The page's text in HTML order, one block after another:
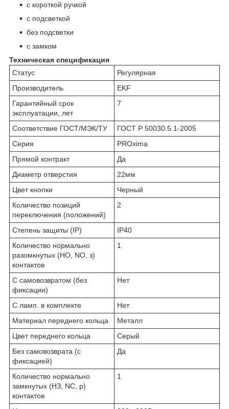
с короткой ручкой
с подсветкой
без подсветки
с замком
Техническая спецификация
Статус
Регулярная
Производитель
EKF
Гарантийный срок
эксплуатации, лет
7
Соответствие ГОСТ/МЭК/ТУ
ГОСТ Р 50030.5.1-2005
Серия
PROxima
Прямой контракт
Да
Диаметр отверстия
22мм
Цвет кнопки
Черный
Количество позиций
переключения (положений)
2
Степень защиты (IP)
IP40
Количество нормально
разомкнутых (НО, NO, з)
контактов
1
С самовозвратом (без
фиксации)
Нет
С ламп. в комплекте
Нет
Материал переднего кольца
Металл
Цвет переднего кольца
Серый
Без самовозврата (с
фиксацией)
Да
Количество нормально
замкнутых (НЗ, NC, р)
контактов
1